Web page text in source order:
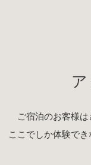
ご宿泊のお客様
ここでしか体験で